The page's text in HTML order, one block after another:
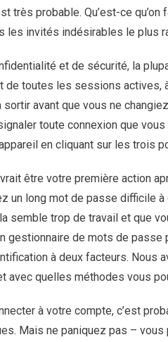
très probable. Qu’est-ce
les invités indésirables le plus
et de sécurité, la
toutes les sessions actives,
avant que vous ne
toute connexion que
en cliquant sur les trois
être votre première action
un long mot de passe difficile
semble trop de travail et que
gestionnaire de mots de passe
à deux facteurs.
avec quelles méthodes vous
à votre compte, c’est
Mais ne paniquez pas –